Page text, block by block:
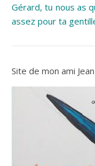
Gérard, tu nous as
assez pour ta
Site de mon ami